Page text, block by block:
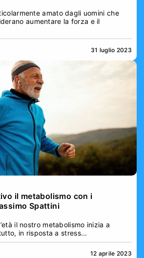
amato dagli uomini che
aumentare la forza e il
31 luglio 2023
il metabolismo con i
Spattini
il nostro metabolismo inizia a
in risposta a stress...
12 aprile 2023